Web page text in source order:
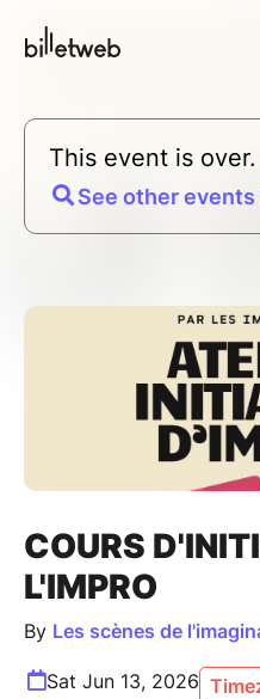
This event is over.
See other
COURS
L'IMPRO
By Les scènes de
Sat Jun 13, 2026